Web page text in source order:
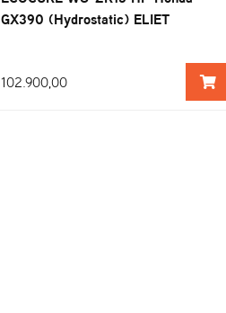
GX390 (Hydrostatic) ELIET
102.900,00